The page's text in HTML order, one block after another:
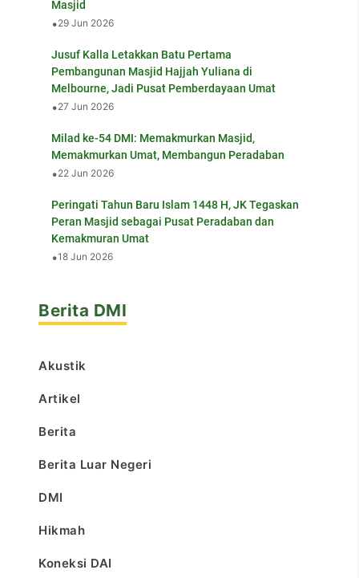
Masjid
•29 Jun 2026
Jusuf Kalla Letakkan Batu Pertama
Pembangunan Masjid Hajjah Yuliana di
Melbourne, Jadi Pusat Pemberdayaan Umat
•27 Jun 2026
Milad ke-54 DMI: Memakmurkan Masjid,
Memakmurkan Umat, Membangun Peradaban
•22 Jun 2026
Peringati Tahun Baru Islam 1448 H, JK Tegaskan
Peran Masjid sebagai Pusat Peradaban dan
Kemakmuran Umat
•18 Jun 2026
Berita DMI
Akustik
Artikel
Berita
Berita Luar Negeri
DMI
Hikmah
Koneksi DAI